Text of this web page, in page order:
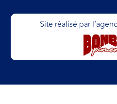
Site réalisé par